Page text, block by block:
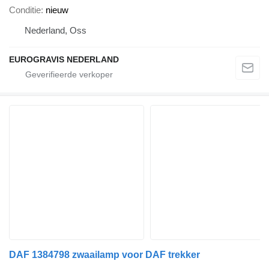
Conditie nieuw
Nederland, Oss
EUROGRAVIS NEDERLAND
DAF 1384798 zwaailamp voor DAF trekker